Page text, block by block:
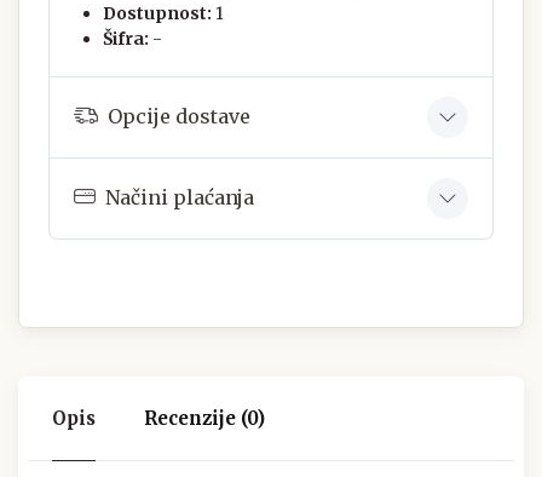
Dostupnost: 1
Šifra: -
Opcije dostave
Načini plaćanja
Opis Recenzije (0)